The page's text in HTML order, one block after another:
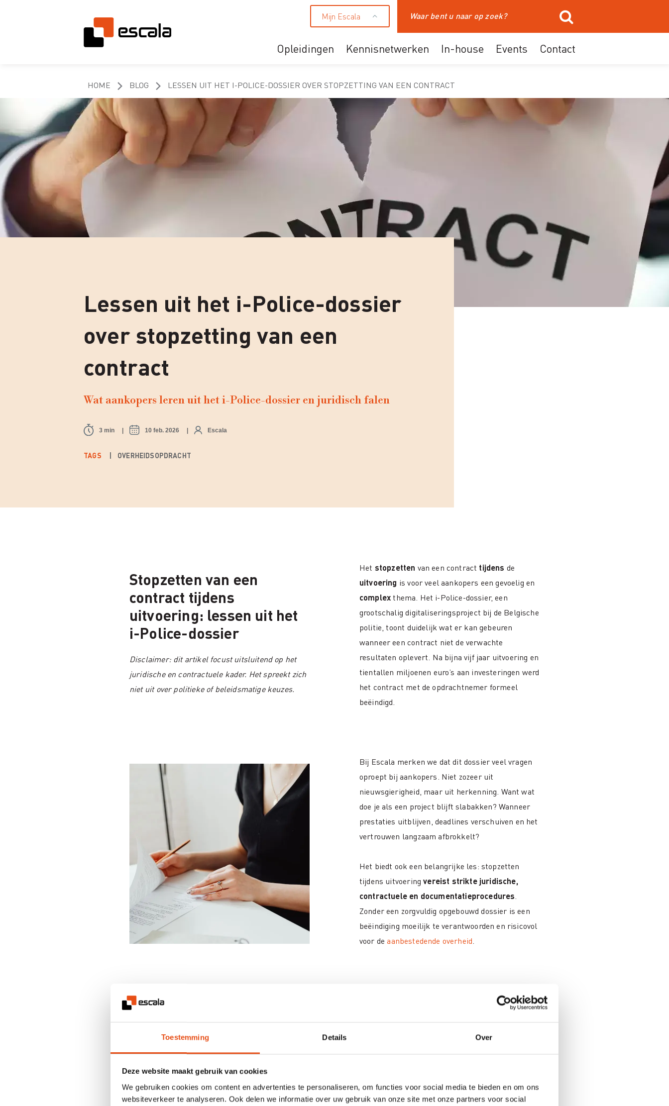
Toestemming Details Over
Deze website maakt gebruik van cookies
We gebruiken cookies om content en advertenties te personaliseren, om functies voor social media te bieden en om ons
websiteverkeer te analyseren. Ook delen we informatie over uw gebruik van onze site met onze partners voor social
Mijn Escala Zoeken
Opleidingen
Professionals
HR en leidinggevende
Kennisnetwerken In-house Events Contact
HOME BLOG LESSEN UIT HET I-POLICE-DOSSIER OVER STOPZETTING VAN EEN CONTRACT
Lessen uit het i-Police-dossier
over stopzetting van een
contract
Wat aankopers leren uit het i-Police-dossier en juridisch falen
3 min 10 feb. 2026 Escala
TAGS OVERHEIDSOPDRACHT
Stopzetten van een
contract tijdens
uitvoering: lessen uit het
i-Police-dossier
Disclaimer: dit artikel focust uitsluitend op het
juridische en contractuele kader. Het spreekt zich
niet uit over politieke of beleidsmatige keuzes.
Het stopzetten van een contract tijdens de
uitvoering is voor veel aankopers een gevoelig en
complexthema. Het i-Police-dossier, een
grootschalig digitaliseringsproject bij de Belgische
politie, toont duidelijk wat er kan gebeuren
wanneer een contract niet de verwachte
resultaten oplevert. Na bijna vijf jaar uitvoering en
tientallen miljoenen euro’s aan investeringen werd
het contract met de opdrachtnemer formeel
beëindigd.
Bij Escala merken we dat dit dossier veel vragen
oproept bij aankopers. Niet zozeer uit
nieuwsgierigheid, maar uit herkenning. Want wat
doe je als een project blijft slabakken? Wanneer
prestaties uitblijven, deadlines verschuiven en het
vertrouwen langzaam afbrokkelt?
Het biedt ook een belangrijke les: stopzetten
tijdens uitvoeringvereist strikte juridische,
contractuele en documentatieprocedures
Zonder een zorgvuldig opgebouwd dossier is een
beëindiging moeilijk te verantwoorden en risicovol
voor deaanbestedende overheid
Stopzetten is geen
beleidskeuze, maar een
contractueel proces
Een contract stopzetten tijdens de uitvoering
klinkt soms daadkrachtig, maar in werkelijkheid
gaat het vooral om een strikt juridisch proces . De
basis ligt altijd in het contract zelf: alleen